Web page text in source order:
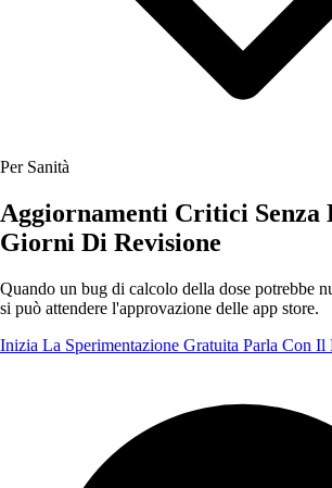
Per Sanità
Aggiornamenti Critici Senza
Giorni Di Revisione
Quando un bug di calcolo della dose potrebbe
si può attendere l'approvazione delle app store.
Inizia La Sperimentazione Gratuita Parla Con Il